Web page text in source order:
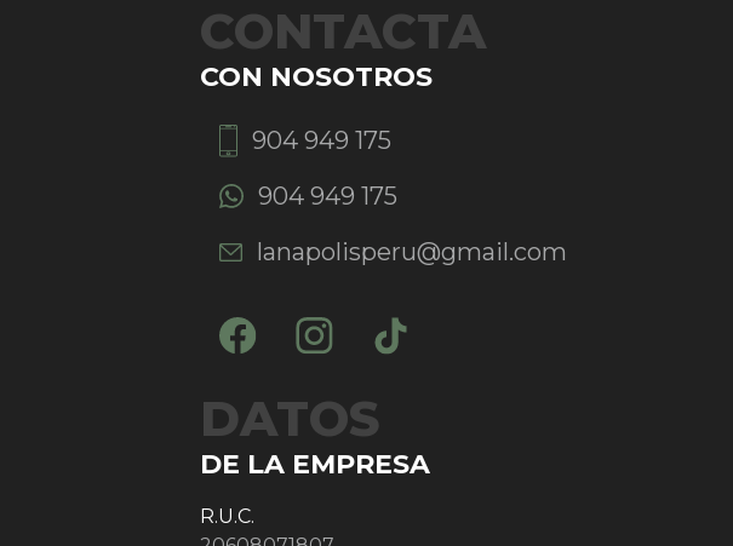
CONTACTA
CON NOSOTROS
904 949 175
904 949 175
lanapolisperu@gmail.com
DATOS
DE LA EMPRESA
R.U.C.